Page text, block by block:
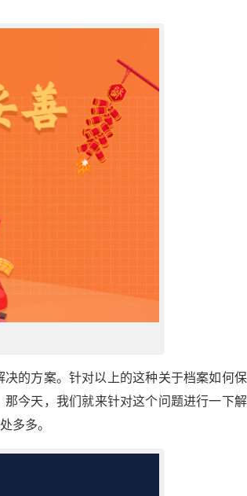
的方案。针对以上的这种关于档案如何
今天，我们就来针对这个问题进行一下
多多。